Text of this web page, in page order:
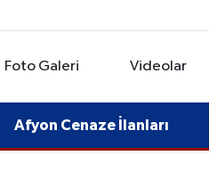
Foto Galeri Videolar
Afyon Cenaze İlanları